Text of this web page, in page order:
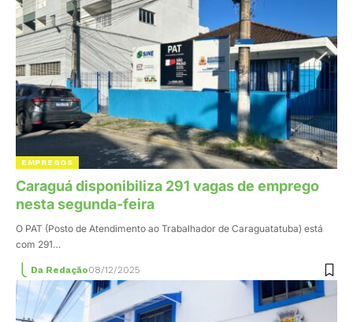
EMPREGOS
Caraguá disponibiliza 291 vagas de emprego
nesta segunda-feira
O PAT (Posto de Atendimento ao Trabalhador de Caraguatatuba) está
com 291…
Da Redação08/12/2025